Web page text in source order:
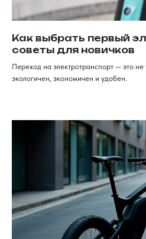
Как выбрать первый
советы для новичков
Переход на электротранспорт — это
экологичен, экономичен и удобен.
г. Красноярск, ​улица Карла
Маркса, 102а​. 1 этаж
ИП Хрястов К.В.
Магазин "Погнали!"
Как дойти к нам